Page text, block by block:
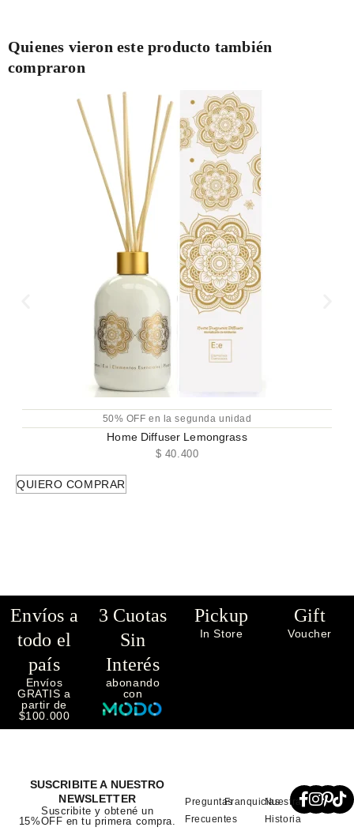
Quienes vieron este producto también
compraron
50% OFF en la segunda unidad
Home Diffuser Lemongrass
$ 40.400
QUIERO COMPRAR
Envíos a
todo el
país
Envíos
GRATIS a
partir de
$100.000
3 Cuotas
Sin
Interés
abonando
con
Pickup
In Store
Gift
Voucher
Preguntas
Frecuentes
FranquiciasNuestra
Historia
SUSCRIBITE A NUESTRO
NEWSLETTER
Suscribite y obtené un
15%OFF en tu primera compra.